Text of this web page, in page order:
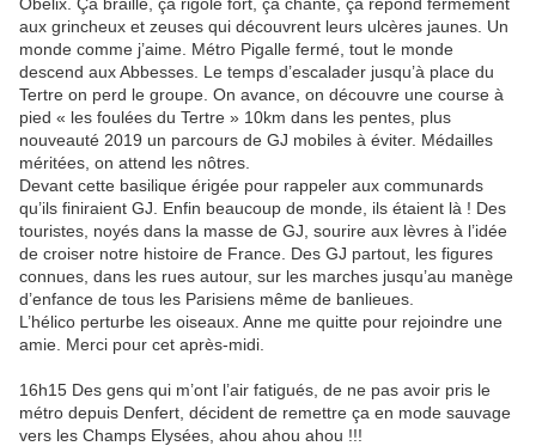
aux grincheux et zeuses qui découvrent leurs ulcères jaunes. Un
monde comme j’aime. Métro Pigalle fermé, tout le monde
descend aux Abbesses. Le temps d’escalader jusqu’à place du
Tertre on perd le groupe. On avance, on découvre une course à
pied « les foulées du Tertre » 10km dans les pentes, plus
nouveauté 2019 un parcours de GJ mobiles à éviter. Médailles
méritées, on attend les nôtres.
Devant cette basilique érigée pour rappeler aux communards
qu’ils finiraient GJ. Enfin beaucoup de monde, ils étaient là ! Des
touristes, noyés dans la masse de GJ, sourire aux lèvres à l’idée
de croiser notre histoire de France. Des GJ partout, les figures
connues, dans les rues autour, sur les marches jusqu’au manège
d’enfance de tous les Parisiens même de banlieues.
L’hélico perturbe les oiseaux. Anne me quitte pour rejoindre une
amie. Merci pour cet après-midi.
16h15 Des gens qui m’ont l’air fatigués, de ne pas avoir pris le
métro depuis Denfert, décident de remettre ça en mode sauvage
vers les Champs Elysées, ahou ahou ahou !!!